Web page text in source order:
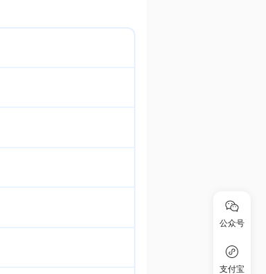
公众号
支付宝